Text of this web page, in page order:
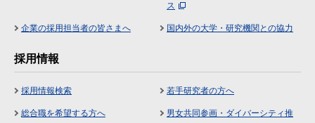
ス
企業の採用担当者の皆さまへ 国内外の大学・研究機関との協力
採用情報
採用情報検索 若手研究者の方へ
総合職を希望する方へ
男女共同参画・ダイバーシティ推